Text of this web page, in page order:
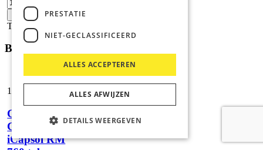
Battery
Power+
36/75
aantal
Toevoegen
Bijbehorende reinigingsmiddelen
139,
CarpetPro
Cleaner
iCapsol RM
PRESTATIE
NIET-GECLASSIFICEERD
ALLES ACCEPTEREN
ALLES AFWIJZEN
DETAILS WEERGEVEN